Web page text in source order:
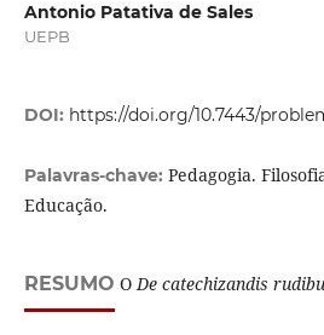
Antonio Patativa de Sales
UEPB
DOI: https://doi.org/10.7443/
Palavras-chave: Pedagogia.
Educação.
RESUMO ODe catechizandis